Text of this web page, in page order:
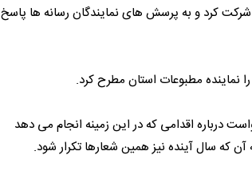
کرد و به پرسش های نمایندگان رسانه ها پاسخ
مطبوعات استان مطرح کرد.
درباره اقدامی که در این زمینه انجام می دهد
که سال آینده نیز همین شعارها تکرار شود.